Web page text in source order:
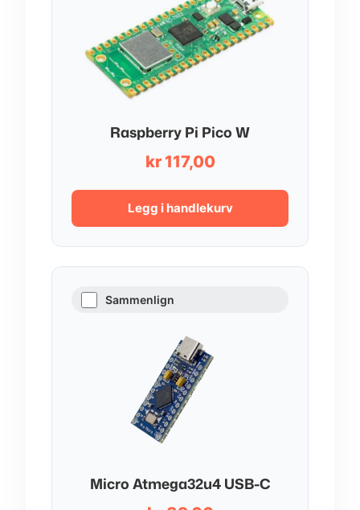
Raspberry Pi Pico W
kr117,00
Legg i handlekurv
Sammenlign
Micro Atmega32u4 USB-C